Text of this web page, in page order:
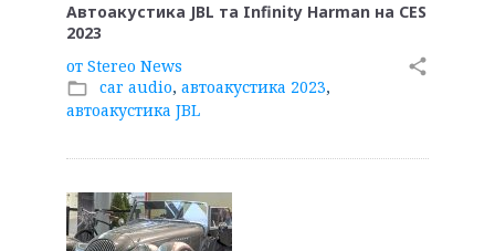
Автоакустика JBL та Infinity Harman на CES
2023
от Stereo News
folder_open car audio, автоакустика 2023,
автоакустика JBL
share